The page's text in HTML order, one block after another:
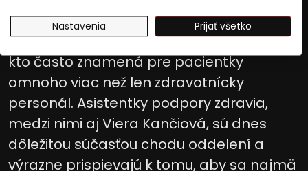
Aktualizované:15 jún 2025, 22:39 3 min. čítania
V nemocnici v Trebišove pôsobí niekto,
kto často znamená pre pacientky
omnoho viac než len zdravotnícky
personál. Asistentky podpory zdravia,
medzi nimi aj Viera Kančiová, sú dnes
dôležitou súčasťou chodu oddelení a
výrazne prispievajú k tomu, aby sa najmä
štatistík alebo spájania údajov z rôznych zdrojov. Vývoj a
zlepšovanie služieb. Použitie obmedzených údajov na výber
obsahu.
USA.
Váš súhlas a zásady používania cookie sa vzťahujú výlučne na
túto webovú stránku/aplikáciu.
Zobraziť zoznam partnerov (1010 predajcovia IAB)
Vaše údaje používame na nasledujúce účely:
Účely spracovania IAB:
Uchovávanie alebo prístup k
Nastavenia Prijať všetko